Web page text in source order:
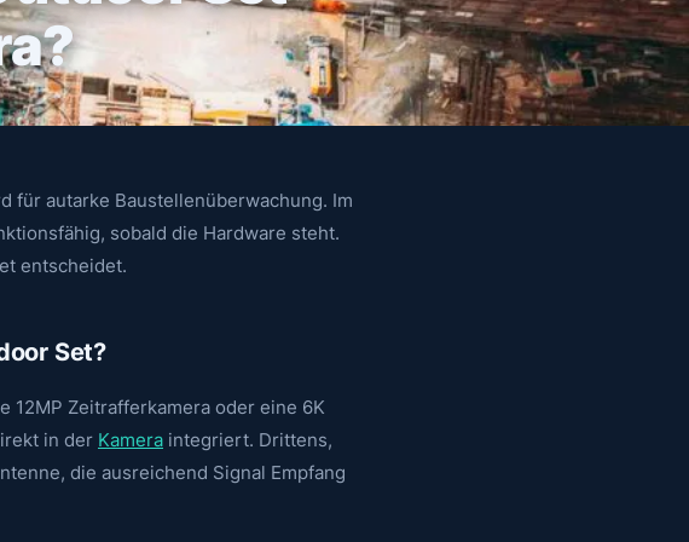
für autarke Baustellenüberwachung. Im
sobald die Hardware steht.
entscheidet.
Set?
12MP Zeitrafferkamera oder eine 6K
in der Kamera integriert. Drittens,
die ausreichend Signal Empfang